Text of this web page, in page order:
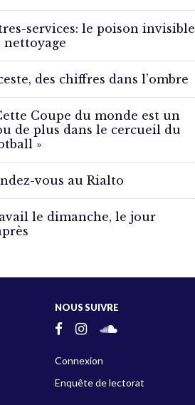
services: le poison invisible
nettoyage
des chiffres dans l’ombre
Coupe du monde est un
de plus dans le cercueil du
»
vous au Rialto
le dimanche, le jour
NOUS SUIVRE
Connexion
Enquête de lectorat